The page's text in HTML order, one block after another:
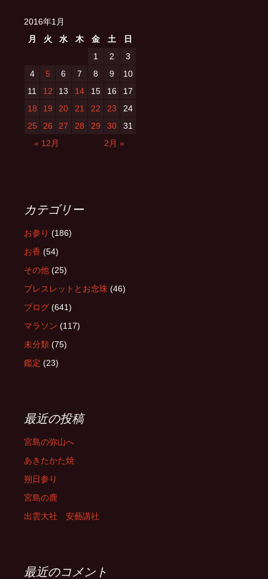
2016年1月
月
火 水 木 金 土
日
1
2
3
4
5 6 7 8 9
10
11
12 13 14 15 16
17
18
19 20 21 22 23
24
25
26 27 28 29 30
31
« 12月
2月 »
カテゴリー
お参り (186)
お香 (54)
その他 (25)
ブレスレットとお念珠 (46)
ブログ (641)
マラソン (117)
未分類 (75)
鑑定 (23)
最近の投稿
宮島の弥山へ
あきたかた焼
朔日参り
宮島の鹿
出雲大社 安藝講社
最近のコメント